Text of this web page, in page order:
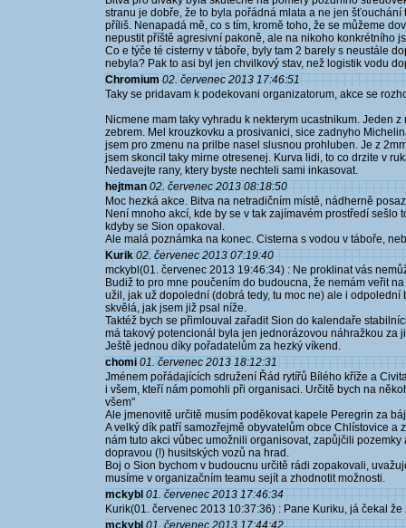
stranu je dobře, že to byla pořádná mlata a ne jen
příliš. Nenapadá mě, co s tím, kromě toho, že se můžeme
nepustit příště agresivní pakoně, ale na nikoho konkrétního
Co e týče té cisterny v táboře, byly tam 2 barely s neustále
nebyla? Pak to asi byl jen chvilkový stav, než logistik vodu
Chromium 02. červenec 2013 17:46:51
Taky se pridavam k podekovani organizatorum, akce se
Nicmene mam taky vyhradu k nekterym ucastnikum. Jeden
zebrem. Mel krouzkovku a prosivanici, sice zadnyho
jsem pro zmenu na prilbe nasel slusnou prohluben. Je z
jsem skoncil taky mirne otresenej. Kurva lidi, to co drzite v
Nedavejte rany, ktery byste nechteli sami inkasovat.
hejtman 02. červenec 2013 08:18:50
Moc hezká akce. Bitva na netradičním místě, nádherně
Není mnoho akcí, kde by se v tak zajímavém prostředí sešlo
kdyby se Sion opakoval.
Ale malá poznámka na konec. Cisterna s vodou v táboře,
Kurik 02. červenec 2013 07:19:40
mckybl(01. červenec 2013 19:46:34) : Ne proklinat vás
Budiž to pro mne poučením do budoucna, že nemám veřit
užil, jak už dopolední (dobrá tedy, tu moc ne) ale i
skvělá, jak jsem již psal níže.
Taktéž bych se přimlouval zařadit Sion do kalendaře
má takový potencionál byla jen jednorázovou náhražkou za
Ještě jednou díky pořadatelům za hezký víkend.
chomi 01. červenec 2013 18:12:31
Jménem pořádajících sdružení Řád rytířů Bílého kříže a
i všem, kteří nám pomohli při organisaci. Určitě bych na
všem"
Ale jmenovitě určitě musím poděkovat kapele Peregrin za
A velký dík patří samozřejmě obyvatelům obce Chlístovice
nám tuto akci vůbec umožnili organisovat, zapůjčili
dopravou (!) husitských vozů na hrad.
Boj o Sion bychom v budoucnu určitě rádi zopakovali,
musíme v organizačním teamu sejít a zhodnotit možnosti.
mckybl 01. červenec 2013 17:46:34
Kurik(01. červenec 2013 10:37:36) : Pane Kuriku, já čekal
mckybl 01. červenec 2013 17:44:42